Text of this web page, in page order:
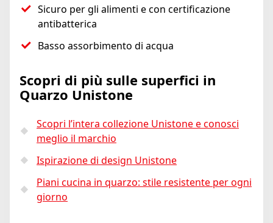
Sicuro per gli alimenti e con certificazione
antibatterica
Basso assorbimento di acqua
Scopri di più sulle superfici in
Quarzo Unistone
Scopri l’intera collezione Unistone e conosci
meglio il marchio
Ispirazione di design Unistone
Piani cucina in quarzo: stile resistente per ogni
giorno